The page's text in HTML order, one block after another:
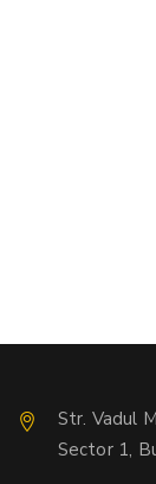
Str. Vadul
Sector 1,